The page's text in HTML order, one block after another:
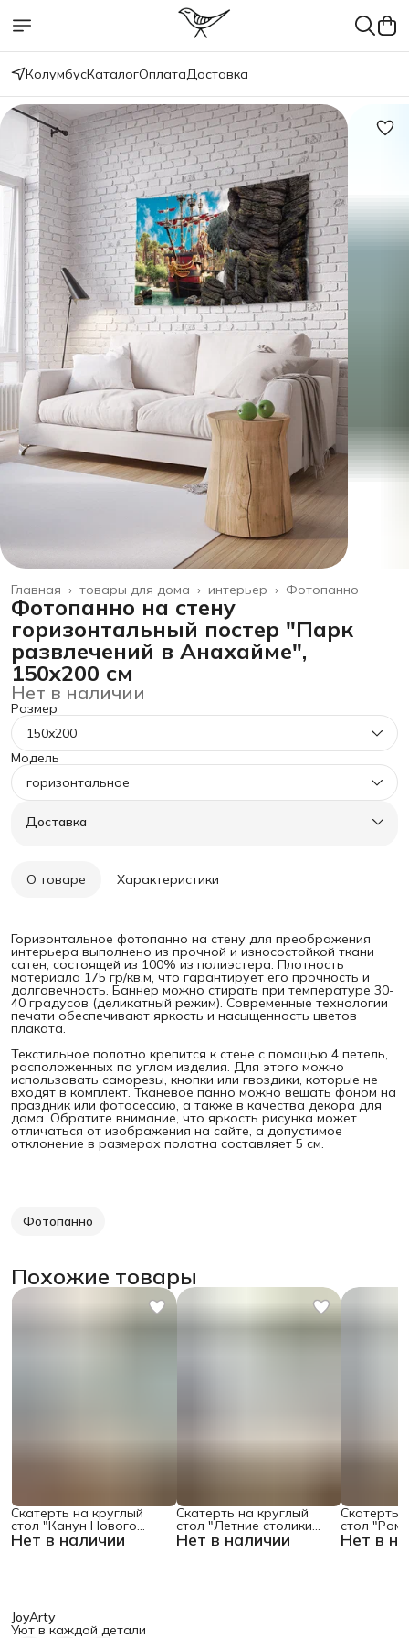
КолумбусКаталогОплатаДоставка
Фотопанно
интерьер ›
товары для дома ›
Главная ›
Фотопанно на стену
горизонтальный постер "Парк
развлечений в Анахайме",
150x200 см
Нет в наличии
Размер
150x200
Модель
горизонтальное
Доставка
О товаре Характеристики
Горизонтальное фотопанно на стену для преображения
интерьера выполнено из прочной и износостойкой ткани
сатен, состоящей из 100% из полиэстера. Плотность
материала 175 гр/кв.м, что гарантирует его прочность и
долговечность. Баннер можно стирать при температуре 30-
40 градусов (деликатный режим). Современные технологии
печати обеспечивают яркость и насыщенность цветов
плаката.
Текстильное полотно крепится к стене с помощью 4 петель,
расположенных по углам изделия. Для этого можно
использовать саморезы, кнопки или гвоздики, которые не
входят в комплект. Тканевое панно можно вешать фоном на
праздник или фотосессию, а также в качества декора для
дома. Обратите внимание, что яркость рисунка может
отличаться от изображения на сайте, а допустимое
отклонение в размерах полотна составляет 5 см.
Фотопанно
Похожие товары
Нет в наличии
Скатерть на круглый
стол "Канун Нового
Года", 150х150 , серия Нет в наличии
Скатерть на круглый
стол "Летние столики
кафе", 150х150 Нет в
Скатерть
стол
поляне",
JoyArty
Уют в каждой детали